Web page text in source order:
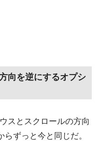
向を逆にするオプシ
スとスクロールの方向
ずっと今と同じだ。